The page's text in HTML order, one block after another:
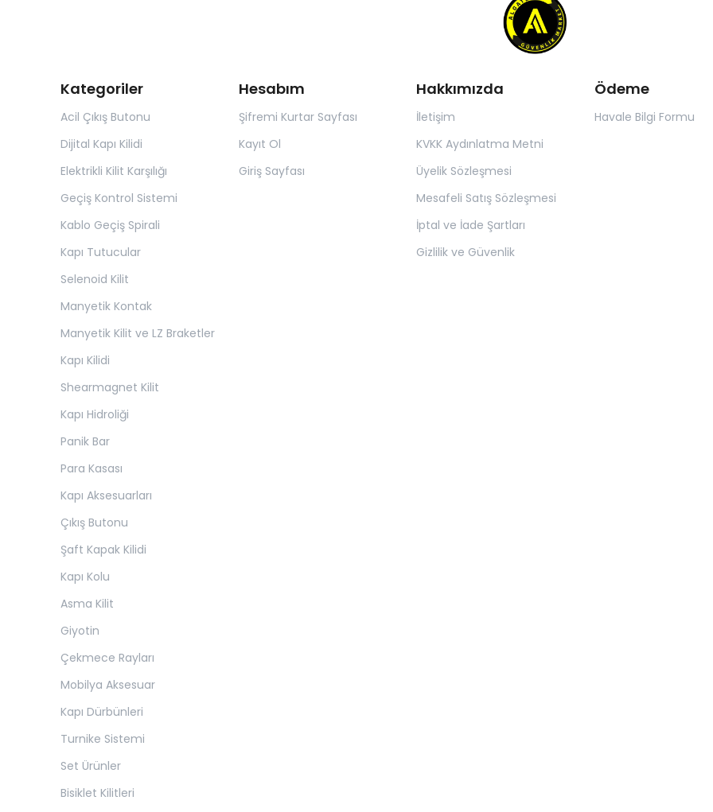
Kategoriler
Acil Çıkış Butonu
Dijital Kapı Kilidi
Elektrikli Kilit Karşılığı
Geçiş Kontrol Sistemi
Kablo Geçiş Spirali
Kapı Tutucular
Selenoid Kilit
Manyetik Kontak
Manyetik Kilit ve LZ Braketler
Kapı Kilidi
Shearmagnet Kilit
Kapı Hidroliği
Panik Bar
Para Kasası
Kapı Aksesuarları
Çıkış Butonu
Şaft Kapak Kilidi
Kapı Kolu
Asma Kilit
Giyotin
Çekmece Rayları
Mobilya Aksesuar
Kapı Dürbünleri
Turnike Sistemi
Set Ürünler
Bisiklet Kilitleri
Hesabım
Şifremi Kurtar Sayfası
Kayıt Ol
Giriş Sayfası
Hakkımızda
İletişim
KVKK Aydınlatma Metni
Üyelik Sözleşmesi
Mesafeli Satış Sözleşmesi
İptal ve İade Şartları
Gizlilik ve Güvenlik
Ödeme
Havale Bilgi Formu